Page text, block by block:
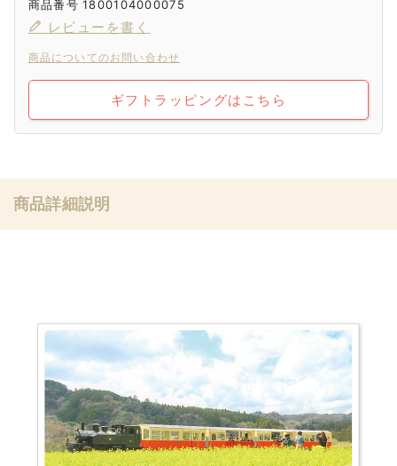
商品番号 1800104000075
レビューを書く
商品についてのお問い合わせ
ギフトラッピングはこちら
商品詳細説明